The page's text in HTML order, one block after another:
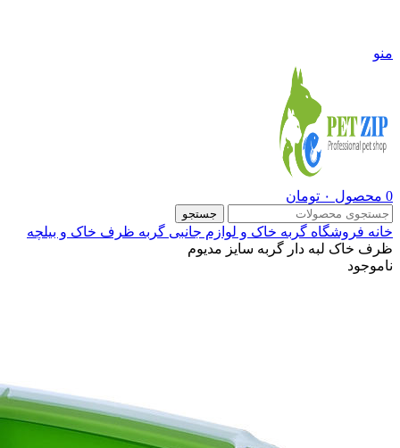
منو
0 محصول ۰ تومان
جستجو
خانه فروشگاه گربه خاک و لوازم جانبی گربه ظرف خاک و بیلچه
ظرف خاک لبه دار گربه سایز مدیوم
ناموجود